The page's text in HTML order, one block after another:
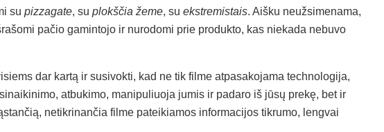
su pizzagate, su plokščia žeme, su ekstremistais. Aišku neužsimenama,
pačio gamintojo ir nurodomi prie produkto, kas niekada nebuvo
dar kartą ir susivokti, kad ne tik filme atpasakojama technologija,
atbukimo, manipuliuoja jumis ir padaro iš jūsų prekę, bet ir
netikrinančia filme pateikiamos informacijos tikrumo, lengvai